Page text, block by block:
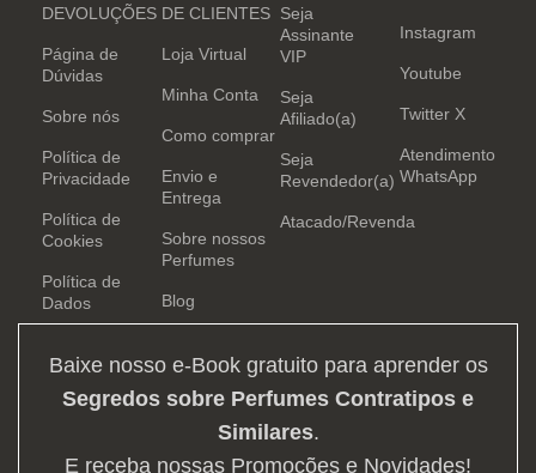
DEVOLUÇÕES
Página de
Dúvidas
Sobre nós
Política de
Privacidade
Política de
Cookies
Política de
Dados
DE CLIENTES
Loja Virtual
Minha Conta
Como comprar
Envio e
Entrega
Sobre nossos
Perfumes
Blog
Seja
Assinante
VIP
Seja
Afiliado(a)
Seja
Revendedor(a)
Atacado/Revenda
Instagram
Youtube
Twitter X
Atendimento
WhatsApp
Baixe nosso e-Book gratuito para aprender os
Segredos sobre Perfumes Contratipos e
Similares.
E receba nossas Promoções e Novidades!